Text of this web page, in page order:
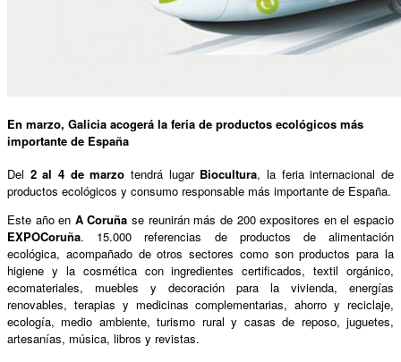
En marzo, Galicia acogerá la feria de productos ecológicos más
importante de España
Del 2 al 4 de marzo tendrá lugar Biocultura, la feria internacional de
productos ecológicos y consumo responsable más importante de España.
Este año en A Coruñase reunirán más de 200 expositores en el espacio
EXPOCoruña. 15.000 referencias de productos de alimentación
ecológica, acompañado de otros sectores como son productos para la
higiene y la cosmética con ingredientes certificados, textil orgánico,
ecomateriales, muebles y decoración para la vivienda, energías
renovables, terapias y medicinas complementarias, ahorro y reciclaje,
ecología, medio ambiente, turismo rural y casas de reposo, juguetes,
artesanías, música, libros y revistas.